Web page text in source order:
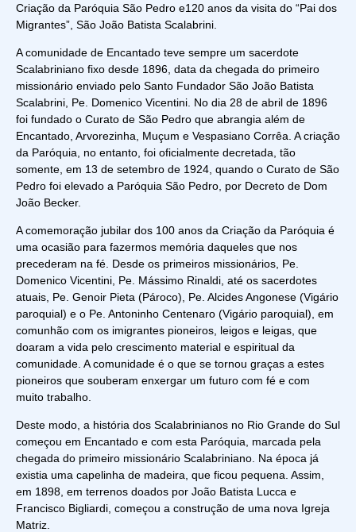
Criação da Paróquia São Pedro e120 anos da visita do “Pai dos
Migrantes”, São João Batista Scalabrini.
A comunidade de Encantado teve sempre um sacerdote
Scalabriniano fixo desde 1896, data da chegada do primeiro
missionário enviado pelo Santo Fundador São João Batista
Scalabrini, Pe. Domenico Vicentini. No dia 28 de abril de 1896
foi fundado o Curato de São Pedro que abrangia além de
Encantado, Arvorezinha, Muçum e Vespasiano Corrêa. A criação
da Paróquia, no entanto, foi oficialmente decretada, tão
somente, em 13 de setembro de 1924, quando o Curato de São
Pedro foi elevado a Paróquia São Pedro, por Decreto de Dom
João Becker.
A comemoração jubilar dos 100 anos da Criação da Paróquia é
uma ocasião para fazermos memória daqueles que nos
precederam na fé. Desde os primeiros missionários, Pe.
Domenico Vicentini, Pe. Mássimo Rinaldi, até os sacerdotes
atuais, Pe. Genoir Pieta (Pároco), Pe. Alcides Angonese (Vigário
paroquial) e o Pe. Antoninho Centenaro (Vigário paroquial), em
comunhão com os imigrantes pioneiros, leigos e leigas, que
doaram a vida pelo crescimento material e espiritual da
comunidade. A comunidade é o que se tornou graças a estes
pioneiros que souberam enxergar um futuro com fé e com
muito trabalho.
Deste modo, a história dos Scalabrinianos no Rio Grande do Sul
começou em Encantado e com esta Paróquia, marcada pela
chegada do primeiro missionário Scalabriniano. Na época já
existia uma capelinha de madeira, que ficou pequena. Assim,
em 1898, em terrenos doados por João Batista Lucca e
Francisco Bigliardi, começou a construção de uma nova Igreja
Matriz.